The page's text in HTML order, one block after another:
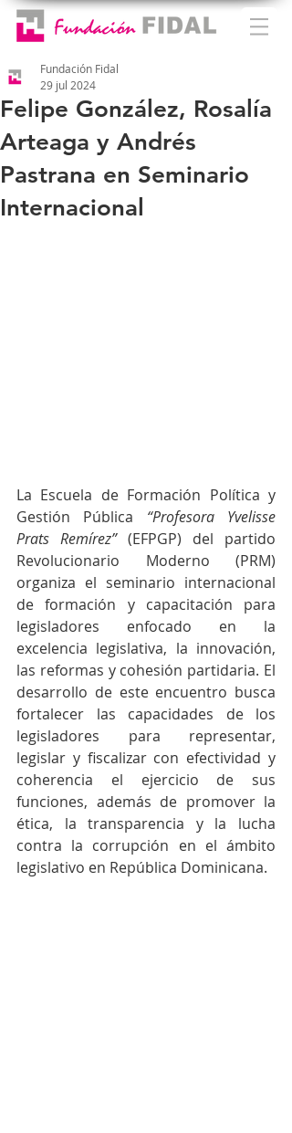
Felipe González, Rosalía
Arteaga y Andrés
Pastrana en Seminario
Internacional
Fundación Fidal
29 jul 2024
La Escuela de Formación Política y
Gestión Pública “Profesora Yvelisse
Prats Remírez” (EFPGP) del partido
Revolucionario Moderno (PRM)
organiza el seminario internacional
de formación y capacitación para
legisladores enfocado en la
excelencia legislativa, la innovación,
las reformas y cohesión partidaria. El
desarrollo de este encuentro busca
fortalecer las capacidades de los
legisladores para representar,
legislar y fiscalizar con efectividad y
coherencia el ejercicio de sus
funciones, además de promover la
ética, la transparencia y la lucha
contra la corrupción en el ámbito
legislativo en República Dominicana.